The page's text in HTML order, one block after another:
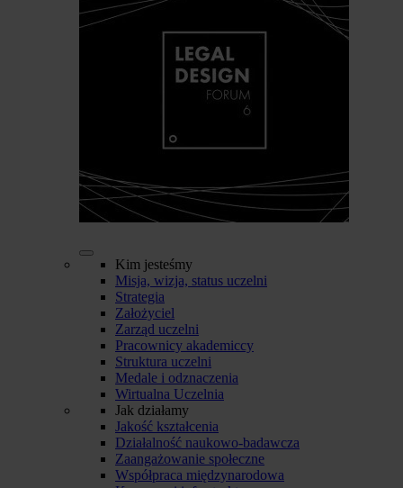
Kim jesteśmy
Misja, wizja, status uczelni
Strategia
Założyciel
Zarząd uczelni
Pracownicy akademiccy
Struktura uczelni
Medale i odznaczenia
Wirtualna Uczelnia
Jak działamy
Jakość kształcenia
Działalność naukowo-badawcza
Zaangażowanie społeczne
Współpraca międzynarodowa